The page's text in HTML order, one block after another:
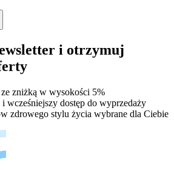
i otrzymuj
zniżką w wysokości 5%
wcześniejszy dostęp do wyprzedaży
zdrowego stylu życia wybrane dla Ciebie